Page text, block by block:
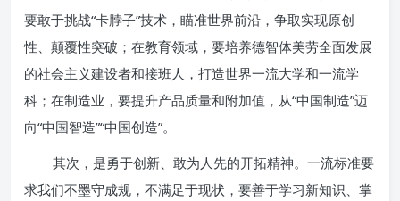
要敢于挑战“卡脖子”技术，瞄准世界前沿，争取实现原创
性、颠覆性突破；在教育领域，要培养德智体美劳全面发展
的社会主义建设者和接班人，打造世界一流大学和一流学
科；在制造业，要提升产品质量和附加值，从“中国制造”迈
向“中国智造”“中国创造”。
其次，是勇于创新、敢为人先的开拓精神。一流标准要
求我们不墨守成规，不满足于现状，要善于学习新知识、掌